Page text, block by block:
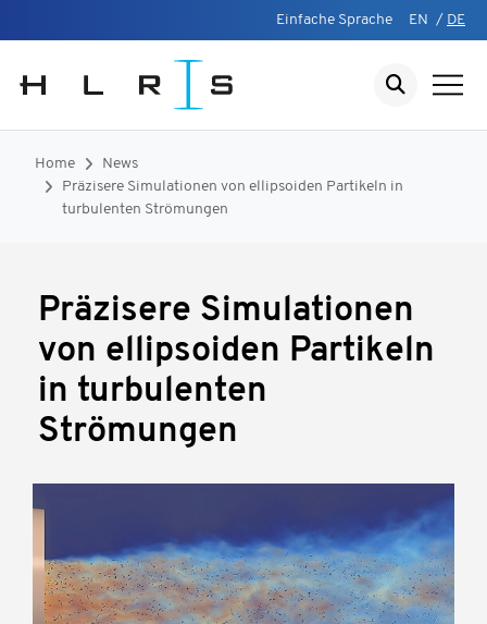
Einfache Sprache EN / DE
Home
News
Präzisere Simulationen von ellipsoiden Partikeln in
turbulenten Strömungen
Präzisere Simulationen
von ellipsoiden Partikeln
in turbulenten
Strömungen